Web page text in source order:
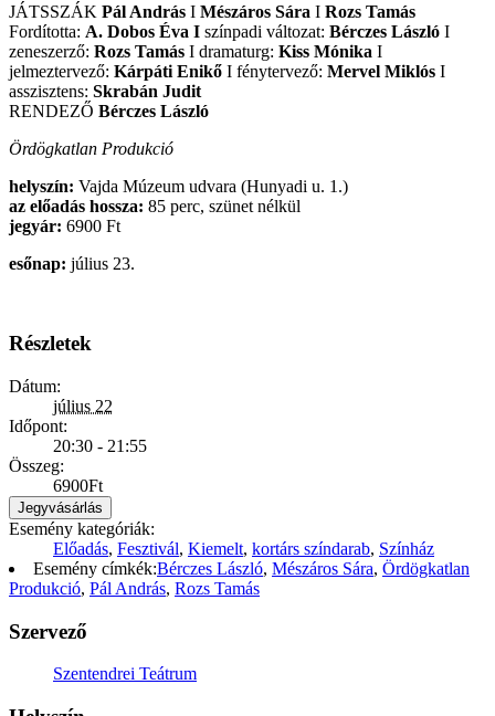
JÁTSSZÁK Pál András I Mészáros Sára I Rozs Tamás
Fordította: A. Dobos Éva I színpadi változat: Bérczes László I
zeneszerző: Rozs Tamás I dramaturg: Kiss Mónika I
jelmeztervező: Kárpáti Enikő I fénytervező: Mervel Miklós I
asszisztens: Skrabán Judit
RENDEZŐ Bérczes László
Ördögkatlan Produkció
helyszín: Vajda Múzeum udvara (Hunyadi u. 1.)
az előadás hossza: 85 perc, szünet nélkül
jegyár: 6900 Ft
esőnap: július 23.
Részletek
Dátum:
július 22
Időpont:
20:30 - 21:55
Összeg:
6900Ft
Jegyvásárlás
Esemény kategóriák:
Előadás, Fesztivál, Kiemelt, kortárs színdarab, Színház
Esemény címkék:Bérczes László, Mészáros Sára, Ördögkatlan
Produkció, Pál András, Rozs Tamás
Szervező
Szentendrei Teátrum